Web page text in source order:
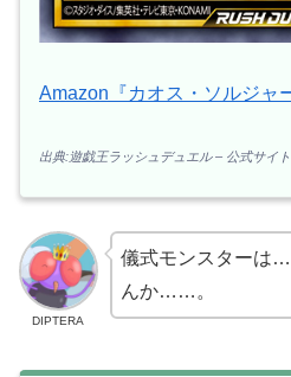
Amazon『カオス・ソルジャ
出典:遊戯王ラッシュデュエル – 公式サイト
DIPTERA
儀式モンスターは
んか……。